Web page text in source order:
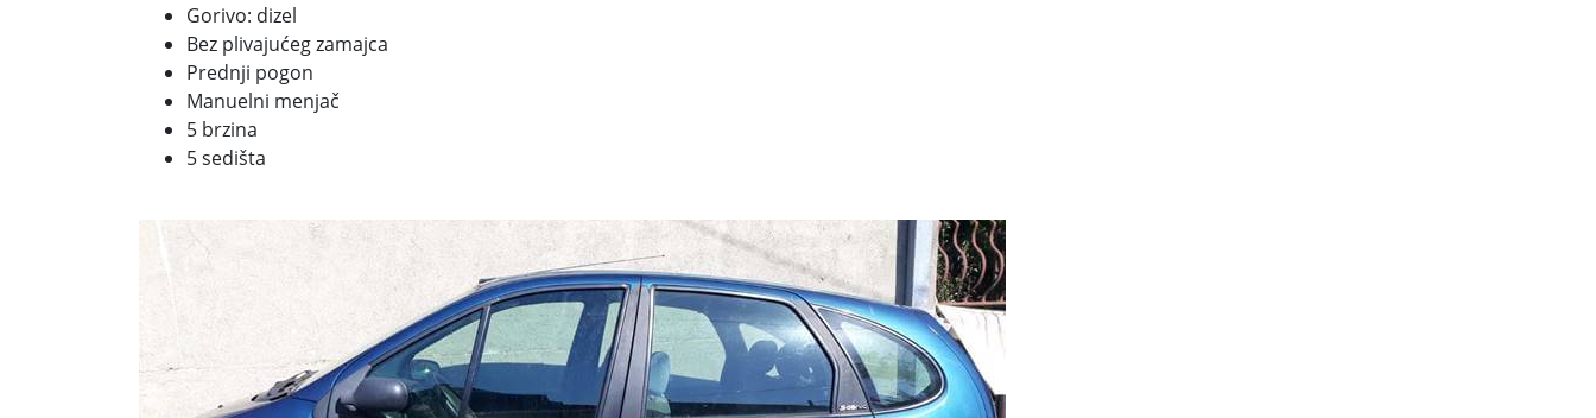
Gorivo: dizel
Bez plivajućeg zamajca
Prednji pogon
Manuelni menjač
5 brzina
5 sedišta